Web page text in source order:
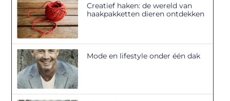
Creatief haken: de wereld van
haakpakketten dieren ontdekken
Mode en lifestyle onder één dak